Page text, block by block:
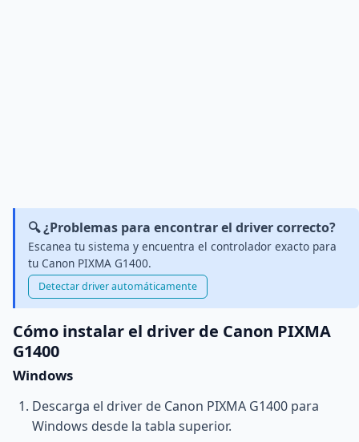
🔍 ¿Problemas para encontrar el driver correcto?
Escanea tu sistema y encuentra el controlador exacto para
tu Canon PIXMA G1400.
Detectar driver automáticamente
Cómo instalar el driver de Canon PIXMA
G1400
Windows
Descarga el driver de Canon PIXMA G1400 para
Windows desde la tabla superior.